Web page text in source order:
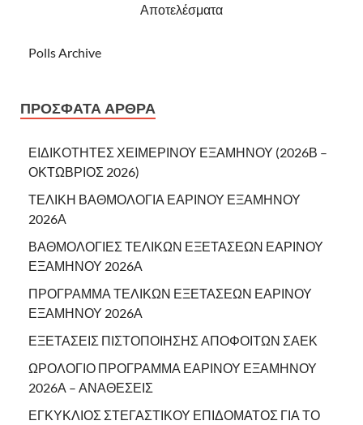
Αποτελέσματα
Polls Archive
ΠΡΌΣΦΑΤΑ ΆΡΘΡΑ
ΕΙΔΙΚΟΤΗΤΕΣ ΧΕΙΜΕΡΙΝΟΥ ΕΞΑΜΗΝΟΥ (2026Β –
ΟΚΤΩΒΡΙΟΣ 2026)
ΤΕΛΙΚΗ ΒΑΘΜΟΛΟΓΙΑ ΕΑΡΙΝΟΥ ΕΞΑΜΗΝΟΥ
2026Α
ΒΑΘΜΟΛΟΓΙΕΣ ΤΕΛΙΚΩΝ ΕΞΕΤΑΣΕΩΝ ΕΑΡΙΝΟΥ
ΕΞΑΜΗΝΟΥ 2026Α
ΠΡΟΓΡΑΜΜΑ ΤΕΛΙΚΩΝ ΕΞΕΤΑΣΕΩΝ ΕΑΡΙΝΟΥ
ΕΞΑΜΗΝΟΥ 2026Α
ΕΞΕΤΑΣΕΙΣ ΠΙΣΤΟΠΟΙΗΣΗΣ ΑΠΟΦΟΙΤΩΝ ΣΑΕΚ
ΩΡΟΛΟΓΙΟ ΠΡΟΓΡΑΜΜΑ ΕΑΡΙΝΟΥ ΕΞΑΜΗΝΟΥ
2026Α – ΑΝΑΘΕΣΕΙΣ
ΕΓΚΥΚΛΙΟΣ ΣΤΕΓΑΣΤΙΚΟΥ ΕΠΙΔΟΜΑΤΟΣ ΓΙΑ ΤΟ